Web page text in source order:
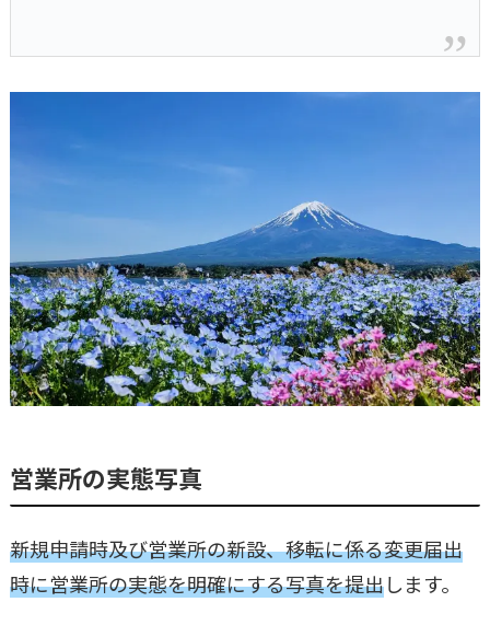
営業所の実態写真
新規申請時及び営業所の新設、移転に係る変更届出
時に営業所の実態を明確にする写真を提出します。